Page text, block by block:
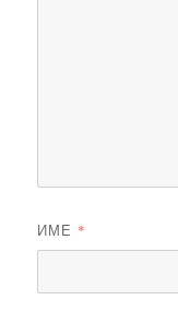
ИМЕ *